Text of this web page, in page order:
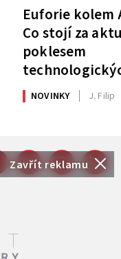
Zavřít reklamu
Euforie kolem
Co stojí za
poklesem
NOVINKY J. Filip